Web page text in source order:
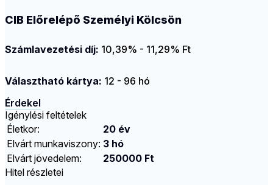
CIB Előrelépő Személyi Kölcsön
Számlavezetési díj: 10,39% - 11,29% Ft
Választható kártya: 12 - 96 hó
Érdekel
Igénylési feltételek
Életkor:
20 év
Elvárt munkaviszony: 3 hó
Elvárt jövedelem:
250000 Ft
Hitel részletei